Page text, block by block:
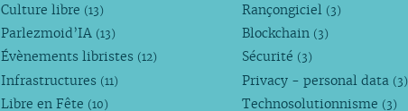
Culture libre (13)
Parlezmoid’IA (13)
Évènements libristes (12)
Infrastructures (11)
Libre en Fête (10)
Rançongiciel (3)
Blockchain (3)
Sécurité (3)
Privacy - personal data (3)
Technosolutionnisme (3)